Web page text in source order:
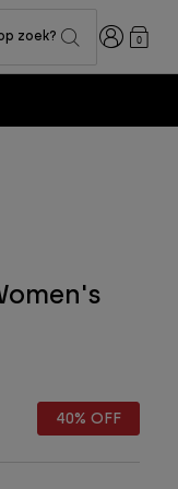
zoek? Inloggen
0
40% OFF